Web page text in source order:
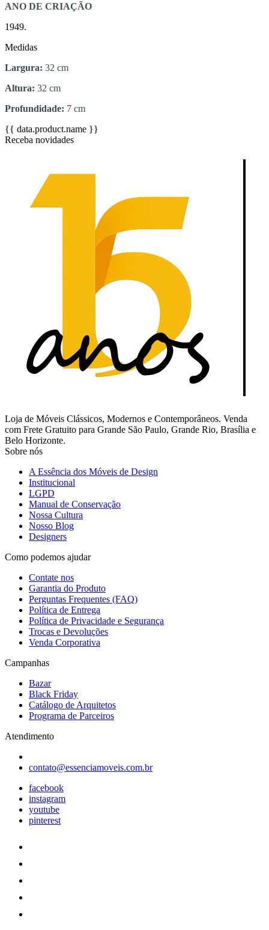
ANO DE CRIAÇÃO
1949.
Medidas
Largura: 32 cm
Altura: 32 cm
Profundidade: 7 cm
{{ data.product.name }}
Receba novidades
Loja de Móveis Clássicos, Modernos e Contemporâneos. Venda
com Frete Gratuito para Grande São Paulo, Grande Rio, Brasília e
Belo Horizonte.
Sobre nós
A Essência dos Móveis de Design
Institucional
LGPD
Manual de Conservação
Nossa Cultura
Nosso Blog
Designers
Como podemos ajudar
Contate nos
Garantia do Produto
Perguntas Frequentes (FAQ)
Política de Entrega
Política de Privacidade e Segurança
Trocas e Devoluções
Venda Corporativa
Campanhas
Bazar
Black Friday
Catálogo de Arquitetos
Programa de Parceiros
Atendimento
contato@essenciamoveis.com.br
facebook
instagram
youtube
pinterest